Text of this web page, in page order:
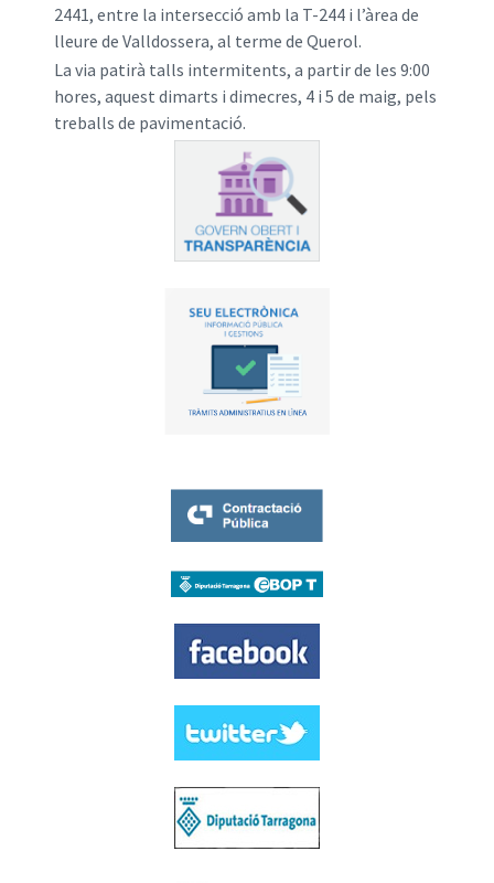
2441, entre la intersecció amb la T-244 i l’àrea de
lleure de Valldossera, al terme de Querol.
La via patirà talls intermitents, a partir de les 9:00
hores, aquest dimarts i dimecres, 4 i 5 de maig, pels
treballs de pavimentació.